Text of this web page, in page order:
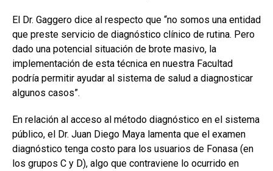
El Dr. Gaggero dice al respecto que “no somos una entidad
que preste servicio de diagnóstico clínico de rutina. Pero
dado una potencial situación de brote masivo, la
implementación de esta técnica en nuestra Facultad
podría permitir ayudar al sistema de salud a diagnosticar
algunos casos”.
En relación al acceso al método diagnóstico en el sistema
público, el Dr. Juan Diego Maya lamenta que el examen
diagnóstico tenga costo para los usuarios de Fonasa (en
los grupos C y D), algo que contraviene lo ocurrido en